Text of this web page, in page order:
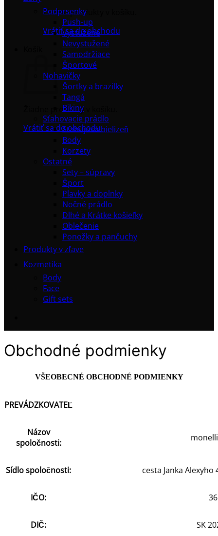
Žiadne produkty v košíku.
Vrátiť sa do obchodu
Žiadne produkty v košíku.
Vrátiť sa do obchodu
Podprsenky
Push-up
Vystužené
Nevystužené
Samodržiace
Športové
Nohavičky
Šortky a brazilky
Tangá
Bikiny
Sťahovacie prádlo
Sťahujúca bielizeň
Body
Korzety
Ostatné
Sety – súpravy
Šport
Plavky a doplnky
Nočné prádlo
Dlhé a Krátke košieľky
Oblečenie
Ponožky a pančuchy
Produkty v zľave
Kozmetika
Body
Face
Gift sets
Obchodné podmienky
VŠEOBECNÉ OBCHODNÉ PODMIENKY
PREVÁDZKOVATEĽ
Názov
spoločnosti:
Sídlo spoločnosti: cesta Janka Alexyho
IČO:
DIČ: SK